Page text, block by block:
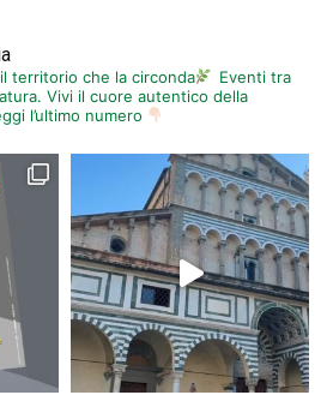
territorio che la circonda
Eventi tra
Vivi il cuore autentico della
l’ultimo numero